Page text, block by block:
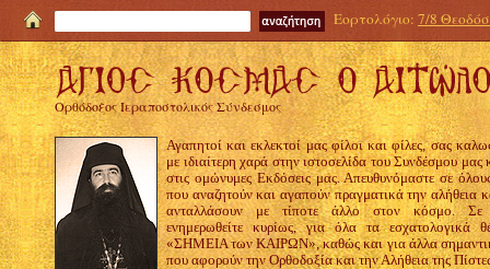
Εορτολόγιο: 7/8
Ορθόδοξος Ιεραποστολικός Σύνδεσμος
Αγαπητοί και εκλεκτοί μας φίλοι και φίλες, σας
με ιδιαίτερη χαρά στην ιστοσελίδα του Συνδέσμου μας
στις ομώνυμες Εκδόσεις μας. Απευθυνόμαστε σε
που αναζητούν και αγαπούν πραγματικά την αλήθεια
ανταλλάσουν με τίποτε άλλο στον κόσμο.
ενημερωθείτε κυρίως, για όλα τα εσχατολογικά
«ΣΗΜΕΙΑ των ΚΑΙΡΩΝ», καθώς και για άλλα
που αφορούν την Ορθοδοξία και την Αλήθεια της